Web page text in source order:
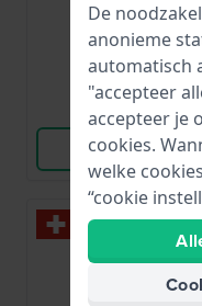
44,-
● Op voorraad
Vergelijk
Bekijk Product
De
anonieme
automatisch
"accepteer
accepteer je
cookies.
welke
“cookie